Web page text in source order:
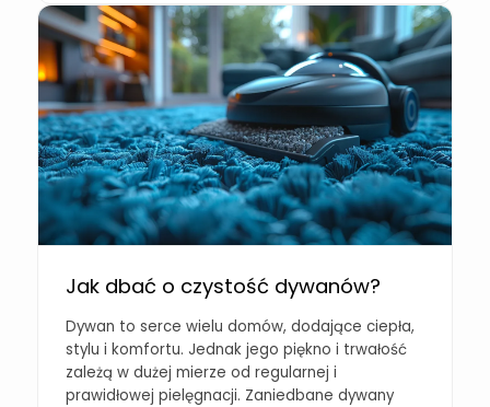
Jak dbać o czystość dywanów?
Dywan to serce wielu domów, dodające ciepła,
stylu i komfortu. Jednak jego piękno i trwałość
zależą w dużej mierze od regularnej i
prawidłowej pielęgnacji. Zaniedbane dywany